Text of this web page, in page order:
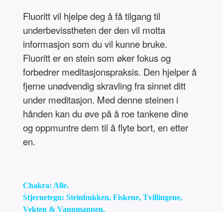
Fluoritt vil hjelpe deg å få tilgang til
underbevisstheten der den vil motta
informasjon som du vil kunne bruke.
Fluoritt er en stein som øker fokus og
forbedrer meditasjonspraksis. Den hjelper å
fjerne unødvendig skravling fra sinnet ditt
under meditasjon. Med denne steinen i
hånden kan du øve på å roe tankene dine
og oppmuntre dem til å flyte bort, en etter
en.
Chakra: Alle.
Stjernetegn: Steinbukken, Fiskene, Tvillingene,
Vekten & Vannmannen.